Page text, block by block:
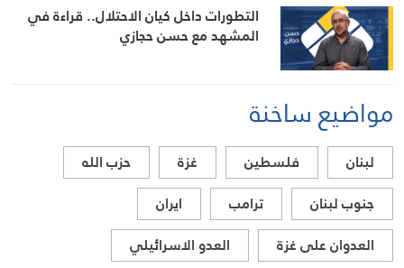
التطورات داخل كيان الاحتلال.. قراءة في
المشهد مع حسن حجازي
مواضيع ساخنة
لبنان فلسطين غزة
حزب الله
جنوب لبنان
ترامب
ايران
العدوان على غزة
العدو الاسرائيلي